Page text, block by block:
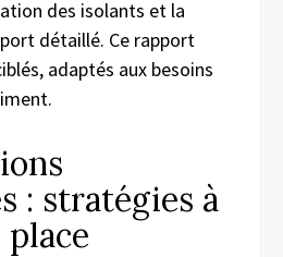
des isolants et la
détaillé. Ce rapport
adaptés aux besoins
: stratégies à